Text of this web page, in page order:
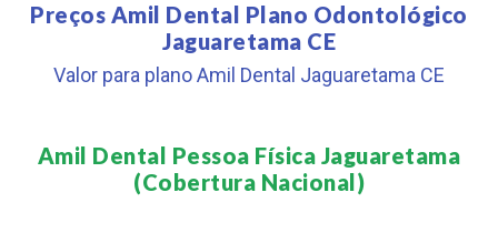
Preços Amil Dental Plano Odontológico
Jaguaretama CE
Valor para plano Amil Dental Jaguaretama CE
Amil Dental Pessoa Física Jaguaretama
(Cobertura Nacional)​